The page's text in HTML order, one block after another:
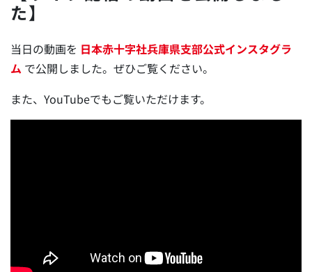
た】
当日の動画を 日本赤十字社兵庫県支部公式インスタグラ
ム で公開しました。ぜひご覧ください。
また、YouTubeでもご覧いただけます。